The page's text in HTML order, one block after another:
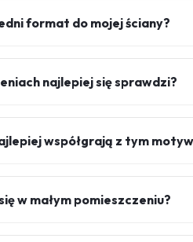
format do mojej ściany?
najlepiej się sprawdzi?
współgrają z tym
w małym pomieszczeniu?